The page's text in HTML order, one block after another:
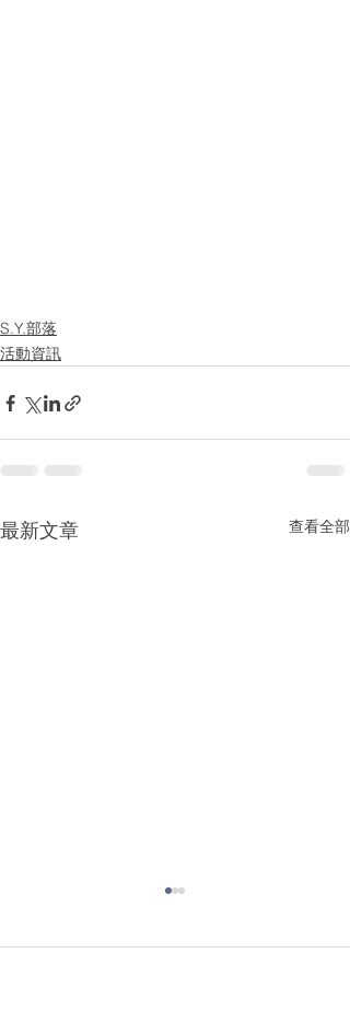
S.Y.部落
活動資訊
最新文章 查看全部